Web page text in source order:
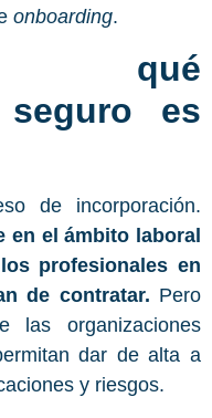
onboarding.
seguro es
de incorporación.
en el ámbito laboral
profesionales en
de contratar. Pero
las organizaciones
dar de alta a
y riesgos.